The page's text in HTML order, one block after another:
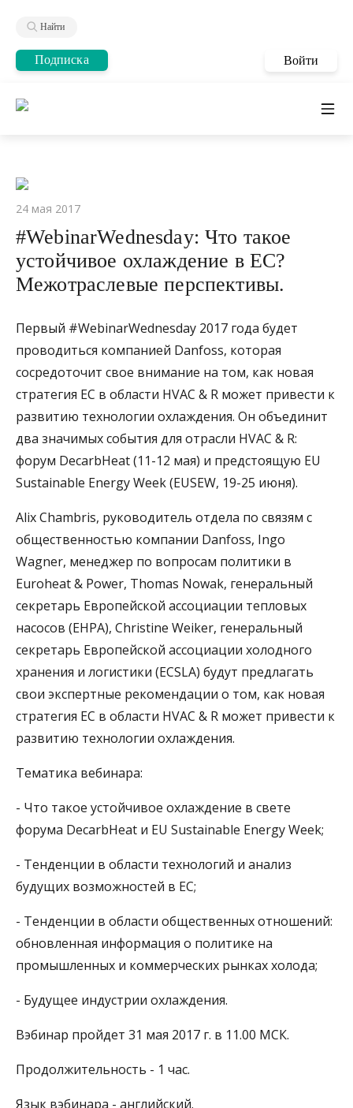
Найти
Подписка Войти
24 мая 2017
#WebinarWednesday: Что такое
устойчивое охлаждение в ЕС?
Межотраслевые перспективы.
Первый #WebinarWednesday 2017 года будет
проводиться компанией Danfoss, которая
сосредоточит свое внимание на том, как новая
стратегия ЕС в области HVAC & R может привести к
развитию технологии охлаждения. Он объединит
два значимых события для отрасли HVAC & R:
форум DecarbHeat (11-12 мая) и предстоящую EU
Sustainable Energy Week (EUSEW, 19-25 июня).
Alix Chambris, руководитель отдела по связям с
общественностью компании Danfoss, Ingo
Wagner, менеджер по вопросам политики в
Euroheat & Power, Thomas Nowak, генеральный
секретарь Европейской ассоциации тепловых
насосов (EHPA), Christine Weiker, генеральный
секретарь Европейской ассоциации холодного
хранения и логистики (ECSLA) будут предлагать
свои экспертные рекомендации о том, как новая
стратегия ЕС в области HVAC & R может привести к
развитию технологии охлаждения.
Тематика вебинара:
- Что такое устойчивое охлаждение в свете
форума DecarbHeat и EU Sustainable Energy Week;
- Тенденции в области технологий и анализ
будущих возможностей в ЕС;
- Тенденции в области общественных отношений:
обновленная информация о политике на
промышленных и коммерческих рынках холода;
- Будущее индустрии охлаждения.
Вэбинар пройдет 31 мая 2017 г. в 11.00 МСК.
Продолжительность - 1 час.
Язык вэбинара - английский.